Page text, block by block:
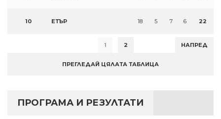
10 ЕТЪР 18 5 7 6 22
1 2 НАПРЕД
ПРЕГЛЕДАЙ ЦЯЛАТА ТАБЛИЦА
ПРОГРАМА И РЕЗУЛТАТИ